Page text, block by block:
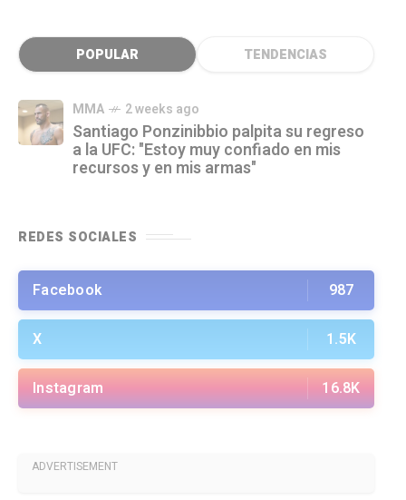
POPULAR TENDENCIAS
MMA 2 weeks ago
Santiago Ponzinibbio palpita su regreso
a la UFC: "Estoy muy confiado en mis
recursos y en mis armas"
REDES SOCIALES
Facebook 987
X 1.5K
Instagram 16.8K
ADVERTISEMENT